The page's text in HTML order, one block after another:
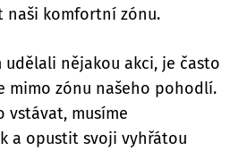
naši komfortní zónu.
udělali nějakou akci, je často
mimo zónu našeho pohodlí.
vstávat, musíme
a opustit svoji vyhřátou